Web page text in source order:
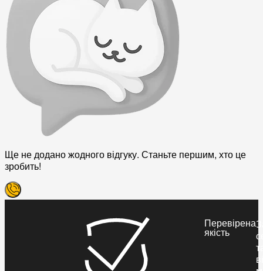
Ще не додано жодного відгуку. Станьте першим, хто це
зробить!
Перевірена
якість